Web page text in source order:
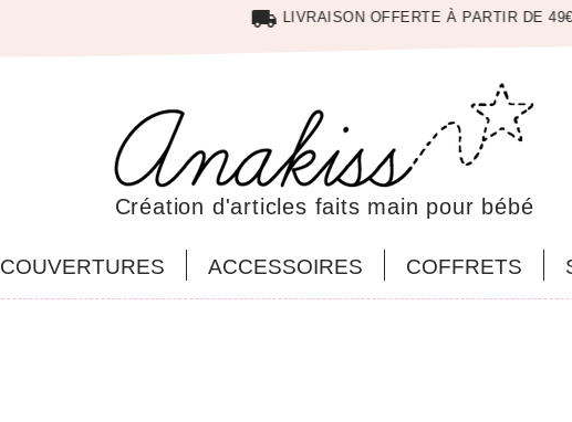
LIVRAISON OFFERTE À PARTIR DE 49€
Création d'articles faits main pour bébé
COUVERTURES ACCESSOIRES COFFRETS